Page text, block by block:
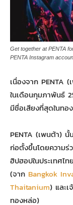
Get together at PENTA
PENTA Instagram
เนื่องจาก PENTA
ในเดือนกุมภาพันธ์
มีชื่อเสียงที่สุดในท
PENTA (เพนต้า)
ก่อตั้งขึ้นโดยความร่
ฮิปฮอปในประเทศไ
(จาก Bangkok
Thaitanium) และเ
ทองหล่อ)